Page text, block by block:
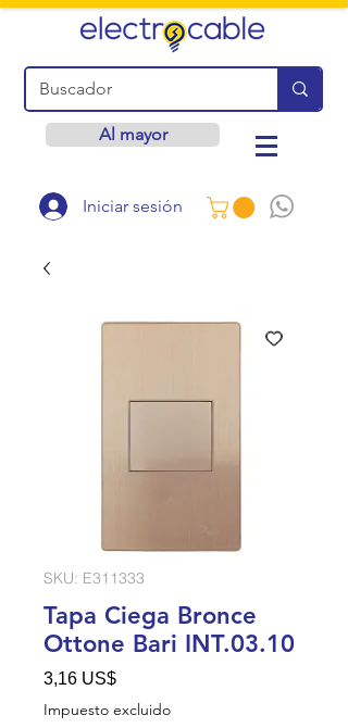
Al mayor
Iniciar sesión
SKU: E311333
Tapa Ciega Bronce
Ottone Bari INT.03.10
3,16 US$Precio
Impuesto excluido